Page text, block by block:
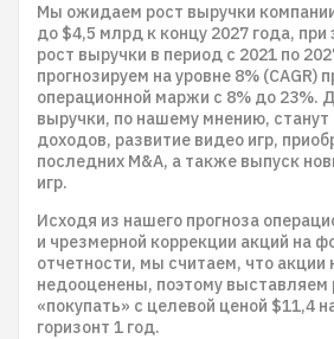
Мы ожидаем рост выручки
до $4,5 млрд к концу 2027 года, при
рост выручки в период с 2021 по
прогнозируем на уровне 8% (CAGR)
операционной маржи с 8% до 23%.
выручки, по нашему мнению,
доходов, развитие видео игр,
последних M&A, а также выпуск
игр.
Исходя из нашего прогноза
и чрезмерной коррекции акций на
отчетности, мы считаем, что акции
недооценены, поэтому
«покупать» с целевой ценой $11,4
горизонт 1 год.